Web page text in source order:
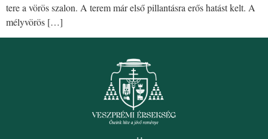
tere a vörös szalon. A terem már első pillantásra erős hatást kelt. A
mélyvörös […]